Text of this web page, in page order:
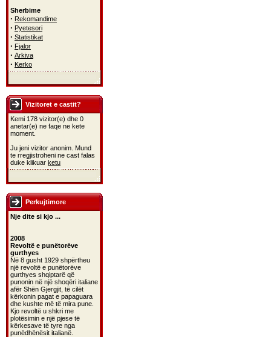
Sherbime
· Rekomandime
· Pyetesori
· Statistikat
· Fjalor
· Arkiva
· Kerko
Vizitoret e castit?
Kemi 178 vizitor(e) dhe 0
anetar(e) ne faqe ne kete
moment.
Ju jeni vizitor anonim. Mund
te rregjistroheni ne cast falas
duke klikuar ketu
Perkujtimore
Nje dite si kjo ...
2008
Revoltë e punëtorëve
gurthyes
Në 8 gusht 1929 shpërtheu
një revoltë e punëtorëve
gurthyes shqiptarë që
punonin në një shoqëri italiane
afër Shën Gjergjit, të cilët
kërkonin pagat e papaguara
dhe kushte më të mira pune.
Kjo revoltë u shkri me
plotësimin e një pjese të
kërkesave të tyre nga
punëdhënësit italianë.